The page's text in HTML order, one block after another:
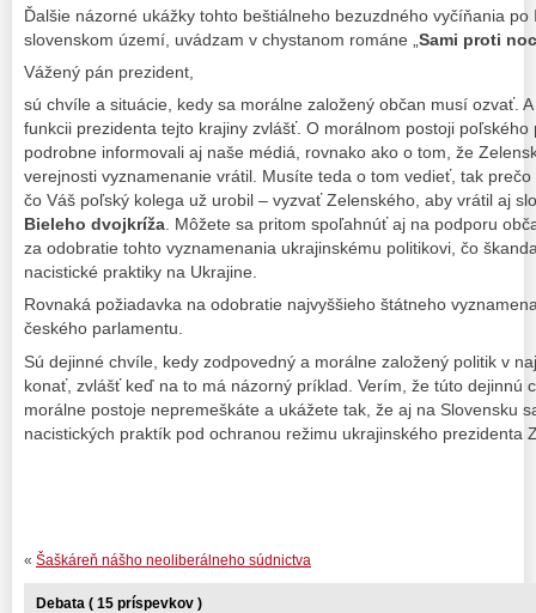
Ďalšie názorné ukážky tohto beštiálneho bezuzdného vyčíňania po
slovenskom území, uvádzam v chystanom románe „ Sami proti
Vážený pán prezident,
sú chvíle a situácie, kedy sa morálne založený občan musí ozvať.
funkcii prezidenta tejto krajiny zvlášť. O morálnom postoji poľského
podrobne informovali aj naše médiá, rovnako ako o tom, že
verejnosti vyznamenanie vrátil. Musíte teda o tom vedieť, tak
čo Váš poľský kolega už urobil – vyzvať Zelenského, aby vrátil aj
Bieleho dvojkríža. Môžete sa pritom spoľahnúť aj na podporu
za odobratie tohto vyznamenania ukrajinskému politikovi, čo
nacistické praktiky na Ukrajine.
Rovnaká požiadavka na odobratie najvyššieho štátneho
českého parlamentu.
Sú dejinné chvíle, kedy zodpovedný a morálne založený politik v
konať, zvlášť keď na to má názorný príklad. Verím, že túto dejinnú
morálne postoje nepremeškáte a ukážete tak, že aj na Slovensku
nacistických praktík pod ochranou režimu ukrajinského prezidenta
« Šaškáreň nášho neoliberálneho súdnictva
Debata ( 15 príspevkov )